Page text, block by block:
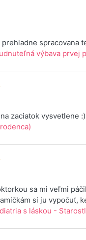
spracovana
výbava prvej
zaciatok vysvetlene :)
sa mi veľmi
si ju vypočuť,
s láskou -